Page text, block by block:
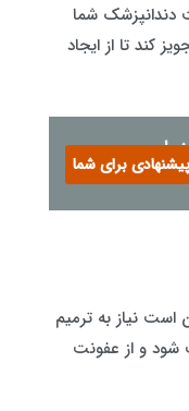
دندانپزشک شما
کند تا از ایجاد
برای شما
نیاز به ترمیم
شود و از عفونت